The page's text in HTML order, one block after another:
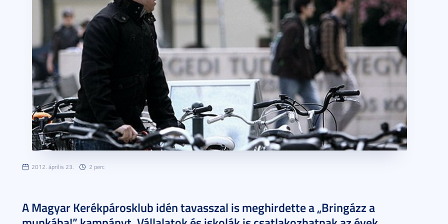
2012. április 23. 2 perc
A Magyar Kerékpárosklub idén tavasszal is meghirdette a „Bringázz a